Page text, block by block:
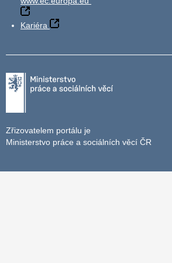
Kariéra
Zřizovatelem portálu je
Ministerstvo práce a sociálních věcí ČR